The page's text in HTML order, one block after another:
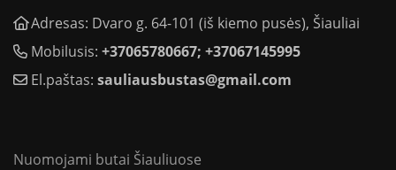
Adresas: Dvaro g. 64-101 (iš kiemo pusės), Šiauliai
Mobilusis: +37065780667; +37067145995
El.paštas: sauliausbustas@gmail.com
Nuomojami butai Šiauliuose